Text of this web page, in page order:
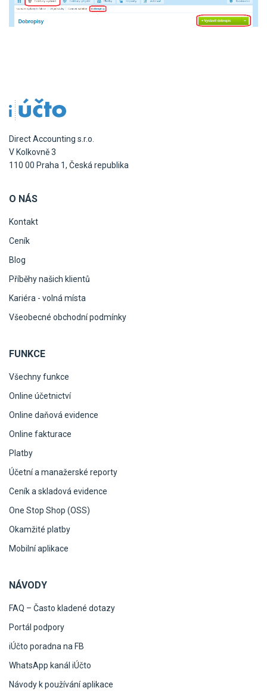
Direct Accounting s.r.o.
V Kolkovně 3
110 00 Praha 1, Česká republika
O NÁS
Kontakt
Ceník
Blog
Příběhy našich klientů
Kariéra - volná místa
Všeobecné obchodní podmínky
FUNKCE
Všechny funkce
Online účetnictví
Online daňová evidence
Online fakturace
Platby
Účetní a manažerské reporty
Ceník a skladová evidence
One Stop Shop (OSS)
Okamžité platby
Mobilní aplikace
NÁVODY
FAQ – Často kladené dotazy
Portál podpory
iÚčto poradna na FB
WhatsApp kanál iÚčto
Návody k používání aplikace